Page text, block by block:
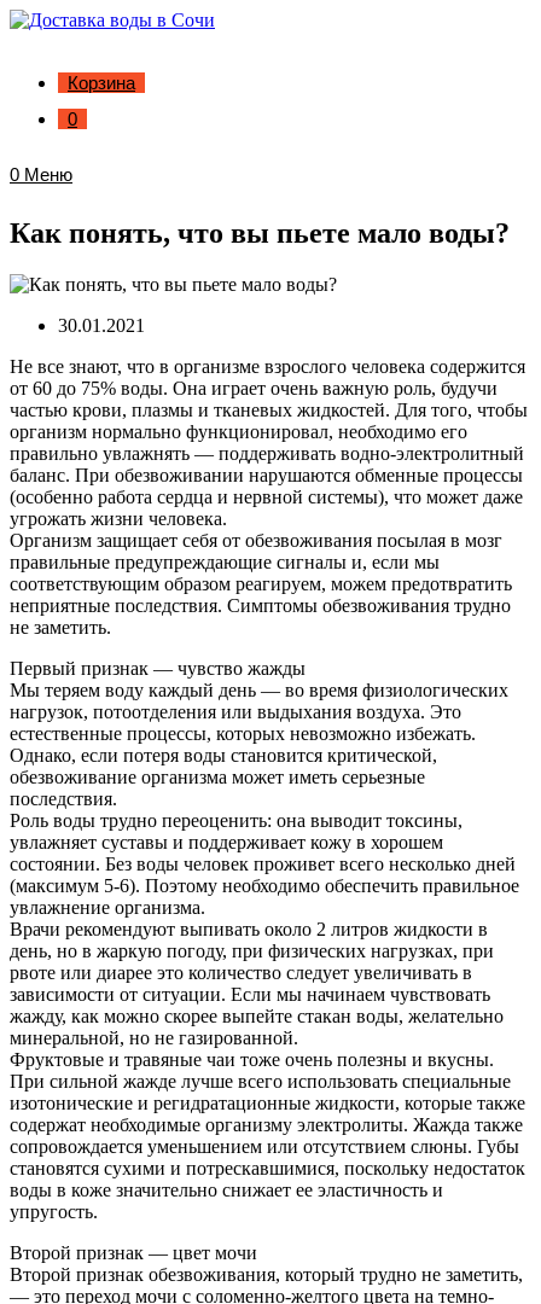
Корзина
0
0 Меню
Как понять, что вы пьете мало воды?
30.01.2021
Не все знают, что в организме взрослого человека содержится
от 60 до 75% воды. Она играет очень важную роль, будучи
частью крови, плазмы и тканевых жидкостей. Для того, чтобы
организм нормально функционировал, необходимо его
правильно увлажнять — поддерживать водно-электролитный
баланс. При обезвоживании нарушаются обменные процессы
(особенно работа сердца и нервной системы), что может даже
угрожать жизни человека.
Организм защищает себя от обезвоживания посылая в мозг
правильные предупреждающие сигналы и, если мы
соответствующим образом реагируем, можем предотвратить
неприятные последствия. Симптомы обезвоживания трудно
не заметить.
Первый признак — чувство жажды
Мы теряем воду каждый день — во время физиологических
нагрузок, потоотделения или выдыхания воздуха. Это
естественные процессы, которых невозможно избежать.
Однако, если потеря воды становится критической,
обезвоживание организма может иметь серьезные
последствия.
Роль воды трудно переоценить: она выводит токсины,
увлажняет суставы и поддерживает кожу в хорошем
состоянии. Без воды человек проживет всего несколько дней
(максимум 5-6). Поэтому необходимо обеспечить правильное
увлажнение организма.
Врачи рекомендуют выпивать около 2 литров жидкости в
день, но в жаркую погоду, при физических нагрузках, при
рвоте или диарее это количество следует увеличивать в
зависимости от ситуации. Если мы начинаем чувствовать
жажду, как можно скорее выпейте стакан воды, желательно
минеральной, но не газированной.
Фруктовые и травяные чаи тоже очень полезны и вкусны.
При сильной жажде лучше всего использовать специальные
изотонические и регидратационные жидкости, которые также
содержат необходимые организму электролиты. Жажда также
сопровождается уменьшением или отсутствием слюны. Губы
становятся сухими и потрескавшимися, поскольку недостаток
воды в коже значительно снижает ее эластичность и
упругость.
Второй признак — цвет мочи
Второй признак обезвоживания, который трудно не заметить,
— это переход мочи с соломенно-желтого цвета на темно-